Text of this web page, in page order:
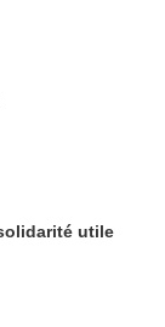
utile